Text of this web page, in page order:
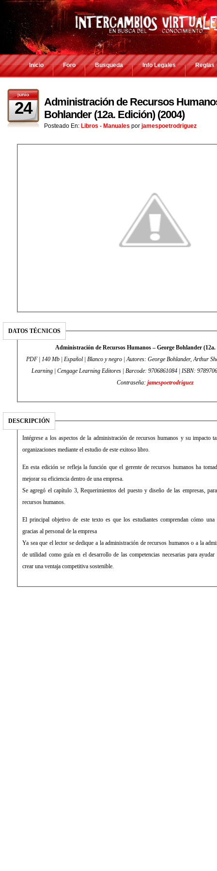
Inicio Foro Busqueda Info Legales Reglas
junio
24
Administración de Recursos
Bohlander (12a. Edición) (2004)
Posteado En: Libros - Manuales por jamespoetrodriguez
DATOS TÉCNICOS
Administración de Recursos Humanos – George Bohlander
PDF | 140 Mb | Español | Blanco y negro | Autores: George Bohlander, Arthur
Learning | Cengage Learning Editores | Barcode: 9706861084 | ISBN:
Contraseña: jamespoetrodriguez
DESCRIPCIÓN
Intégrese a los aspectos de la administración de recursos humanos y su impacto
organizaciones mediante el estudio de este exitoso libro.
En esta edición se refleja la función que el gerente de recursos humanos ha
mejorar su eficiencia dentro de una empresa.
Se agregó el capítulo 3, Requerimientos del puesto y diseño de las empresas,
recursos humanos.
El principal objetivo de este texto es que los estudiantes comprendan cómo una
gracias al personal de la empresa
Ya sea que el lector se dedique a la administración de recursos humanos o a la
de utilidad como guía en el desarrollo de las competencias necesarias para
crear una ventaja competitiva sostenible.